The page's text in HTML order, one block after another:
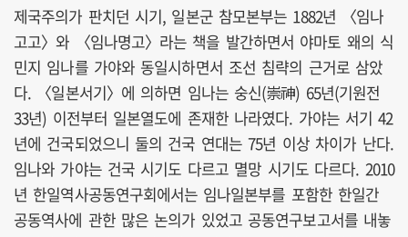
제국주의가 판치던 시기, 일본군 참모본부는 1882년 〈임나
고고〉와 〈임나명고〉라는 책을 발간하면서 야마토 왜의 식
민지 임나를 가야와 동일시하면서 조선 침략의 근거로 삼았
다. 〈일본서기〉에 의하면 임나는 숭신(崇神) 65년(기원전
33년) 이전부터 일본열도에 존재한 나라였다. 가야는 서기 42
년에 건국되었으니 둘의 건국 연대는 75년 이상 차이가 난다.
임나와 가야는 건국 시기도 다르고 멸망 시기도 다르다. 2010
년 한일역사공동연구회에서는 임나일본부를 포함한 한일간
공동역사에 관한 많은 논의가 있었고 공동연구보고서를 내놓